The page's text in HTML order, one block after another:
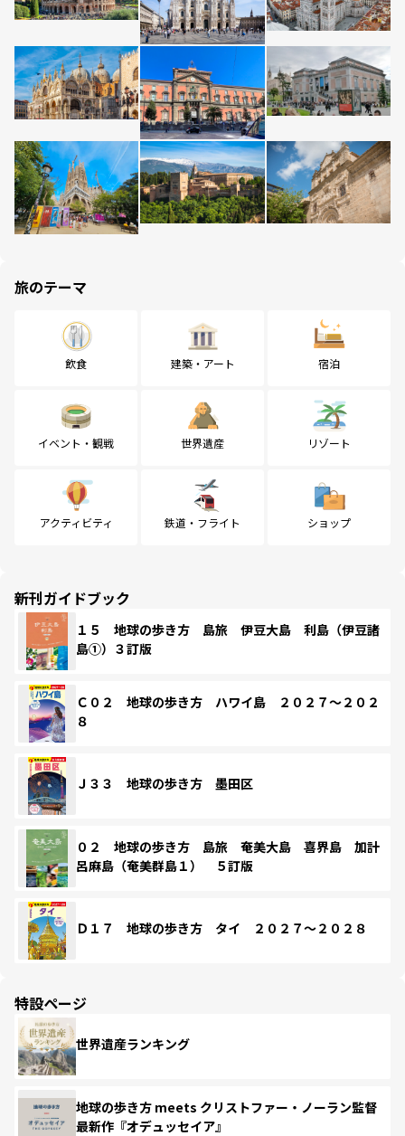
旅のテーマ
飲食 建築・アート 宿泊
イベント・観戦 世界遺産 リゾート
アクティビティ 鉄道・フライト ショップ
新刊ガイドブック
１５ 地球の歩き方 島旅 伊豆大島 利島（伊豆諸
島①）３訂版
Ｃ０２ 地球の歩き方 ハワイ島 ２０２７～２０２
８
Ｊ３３ 地球の歩き方 墨田区
０２ 地球の歩き方 島旅 奄美大島 喜界島 加計
呂麻島（奄美群島１） ５訂版
Ｄ１７ 地球の歩き方 タイ ２０２７～２０２８
特設ページ
世界遺産ランキング
地球の歩き方 meets クリストファー・ノーラン監督
最新作『オデュッセイア』